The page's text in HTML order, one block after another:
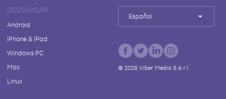
DESCARGAR
Android
iPhone & iPad
Windows PC
Mac
Linux
Español
© 2026Viber Media S.à r.l.